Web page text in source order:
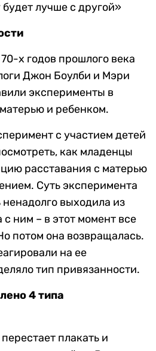
будет лучше с другой»
х годов прошлого века
Джон Боулби и Мэри
эксперименты в
и ребенком.
с участием детей
как младенцы
расставания с матерью
Суть эксперимента
ненадолго выходила из
с ним – в этот момент все
потом она возвращалась.
на ее
тип привязанности.
4 типа
плакать и